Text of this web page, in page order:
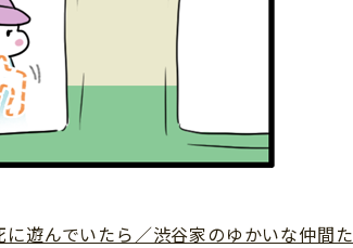
遊んでいたら／渋谷家のゆかいな仲間た